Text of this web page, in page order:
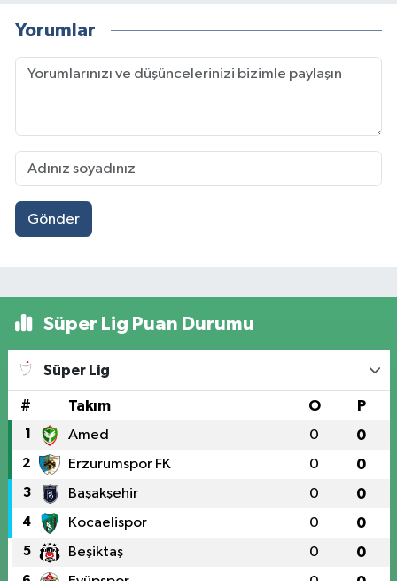
Yorumlar
Gönder
Süper Lig Puan Durumu
Süper Lig
# Takım O P
1 Amed 0 0
2 Erzurumspor FK 0 0
3 Başakşehir 0 0
4 Kocaelispor 0 0
5 Beşiktaş 0 0